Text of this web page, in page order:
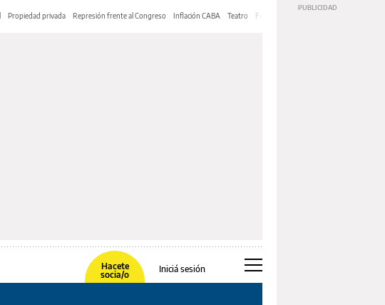
Propiedad privada Represión frente al Congreso Inflación CABA Teatro Feria de Editores
Hacete
socia/o
Iniciá sesión